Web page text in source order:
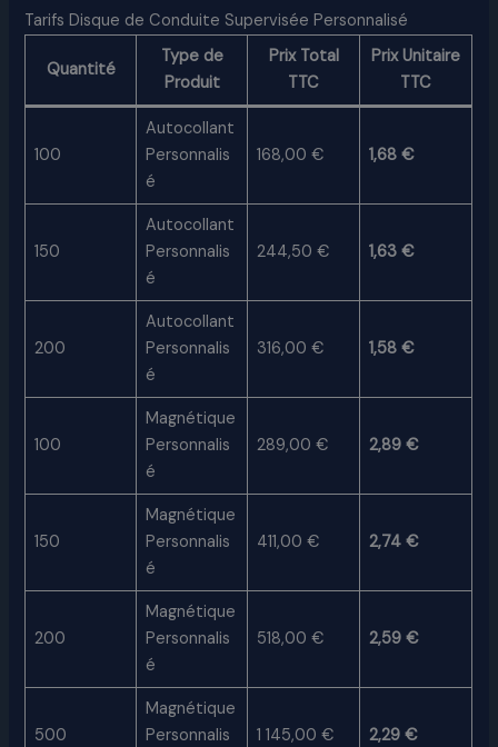
Tarifs Disque de Conduite Supervisée Personnalisé
Quantité
Type de
Produit
Prix Total
TTC
Prix Unitaire
TTC
100
Autocollant
Personnalis
é
168,00 € 1,68 €
150
Autocollant
Personnalis
é
244,50 € 1,63 €
200
Autocollant
Personnalis
é
316,00 € 1,58 €
100
Magnétique
Personnalis
é
289,00 € 2,89 €
150
Magnétique
Personnalis
é
411,00 € 2,74 €
200
Magnétique
Personnalis
é
518,00 € 2,59 €
500
Magnétique
Personnalis
1 145,00 € 2,29 €